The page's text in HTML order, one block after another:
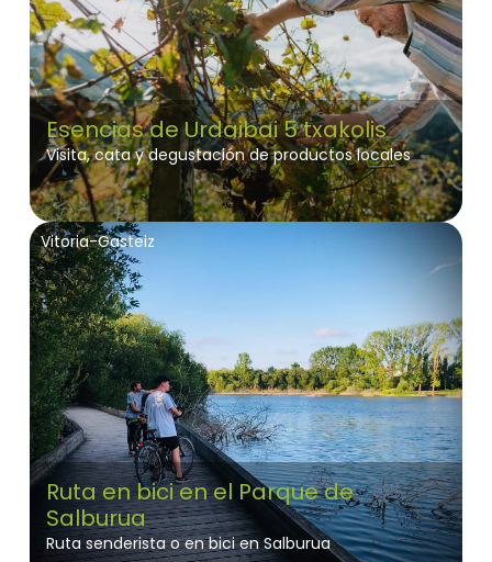
Esencias de Urdaibai 5 txakolis
Visita, cata y degustación de productos locales
Vitoria-Gasteiz
Ruta en bici en el Parque de
Salburua
Ruta senderista o en bici en Salburua